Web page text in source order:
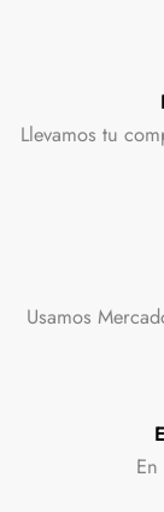
Llevamos tu
Usamos